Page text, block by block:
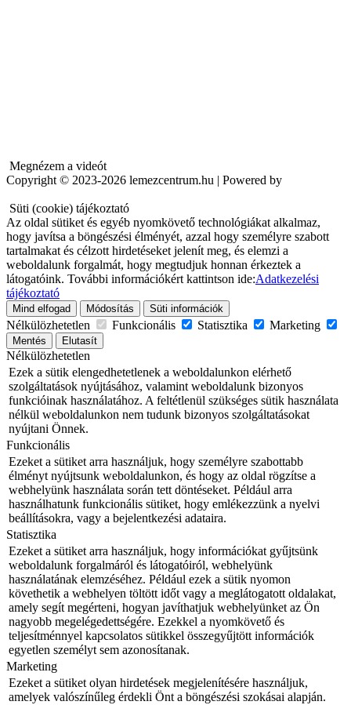
Megnézem a videót
Copyright © 2023-2026 lemezcentrum.hu | Powered by
Süti (cookie) tájékoztató
Az oldal sütiket és egyéb nyomkövető technológiákat alkalmaz,
hogy javítsa a böngészési élményét, azzal hogy személyre szabott
tartalmakat és célzott hirdetéseket jelenít meg, és elemzi a
weboldalunk forgalmát, hogy megtudjuk honnan érkeztek a
látogatóink. További információkért kattintson ide:Adatkezelési
tájékoztató
Mind elfogad Módosítás Süti információk
Nélkülözhetetlen Funkcionális Statisztika Marketing
Mentés Elutasít
Nélkülözhetetlen
Ezek a sütik elengedhetetlenek a weboldalunkon elérhető
szolgáltatások nyújtásához, valamint weboldalunk bizonyos
funkcióinak használatához. A feltétlenül szükséges sütik használata
nélkül weboldalunkon nem tudunk bizonyos szolgáltatásokat
nyújtani Önnek.
Funkcionális
Ezeket a sütiket arra használjuk, hogy személyre szabottabb
élményt nyújtsunk weboldalunkon, és hogy az oldal rögzítse a
webhelyünk használata során tett döntéseket. Például arra
használhatunk funkcionális sütiket, hogy emlékezzünk a nyelvi
beállításokra, vagy a bejelentkezési adataira.
Statisztika
Ezeket a sütiket arra használjuk, hogy információkat gyűjtsünk
weboldalunk forgalmáról és látogatóiról, webhelyünk
használatának elemzéséhez. Például ezek a sütik nyomon
követhetik a webhelyen töltött időt vagy a meglátogatott oldalakat,
amely segít megérteni, hogyan javíthatjuk webhelyünket az Ön
nagyobb megelégedettségére. Ezekkel a nyomkövető és
teljesítménnyel kapcsolatos sütikkel összegyűjtött információk
egyetlen személyt sem azonosítanak.
Marketing
Ezeket a sütiket olyan hirdetések megjelenítésére használjuk,
amelyek valószínűleg érdekli Önt a böngészési szokásai alapján.